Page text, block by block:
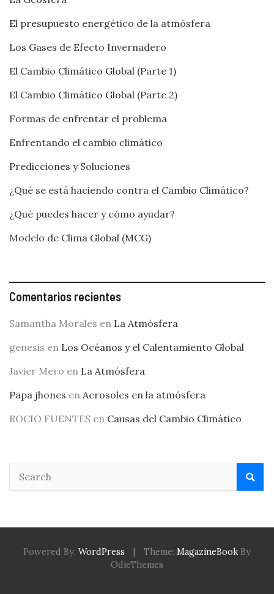
El presupuesto energético de la atmósfera
Los Gases de Efecto Invernadero
El Cambio Climático Global (Parte 1)
El Cambio Climático Global (Parte 2)
Formas de enfrentar el problema
Enfrentando el cambio climático
Predicciones y Soluciones
¿Qué se está haciendo contra el Cambio Climático?
¿Qué puedes hacer y cómo ayudar?
Modelo de Clima Global (MCG)
Comentarios recientes
Samantha Morales en La Atmósfera
genesis en Los Océanos y el Calentamiento Global
Javier Mero en La Atmósfera
Papa jhones en Aerosoles en la atmósfera
ROCIO FUENTES en Causas del Cambio Climático
Powered By: WordPress Theme: MagazineBook By
OdieThemes